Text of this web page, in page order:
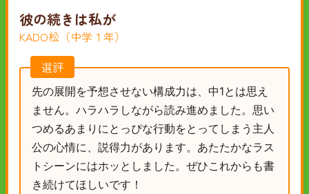
彼の続きは私が
KADO松（中学１年）
選評
先の展開を予想させない構成力は、中1とは思え
ません。ハラハラしながら読み進めました。思い
つめるあまりにとっぴな行動をとってしまう主人
公の心情に、説得力があります。あたたかなラス
トシーンにはホッとしました。ぜひこれからも書
き続けてほしいです！